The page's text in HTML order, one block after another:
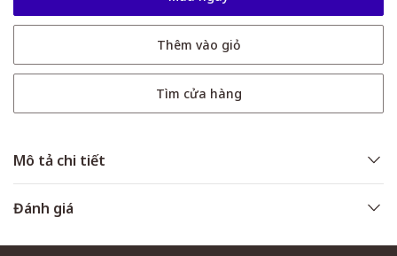
Mô tả chi tiết
Đánh giá
Thêm vào giỏ
Tìm cửa hàng